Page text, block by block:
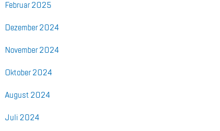
Fe­bru­ar 2025
De­zem­ber 2024
No­vem­ber 2024
Ok­to­ber 2024
Au­gust 2024
Juli 2024